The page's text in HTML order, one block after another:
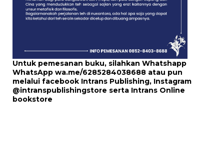
Untuk pemesanan buku, silahkan Whatshapp
WhatsApp wa.me/6285284038688 atau pun
melalui facebook Intrans Publishing, Instagram
@intranspublishingstore serta Intrans Online
bookstore